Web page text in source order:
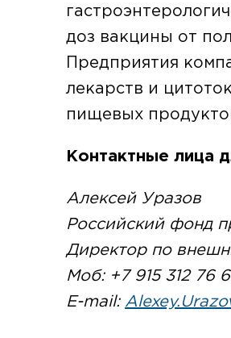
доз вакцины от
Предприятия
лекарств и
пищевых
Контактные лица
Алексей Уразов
Российский фонд
Директор по
Моб: +7 915 312 76
E-mail: